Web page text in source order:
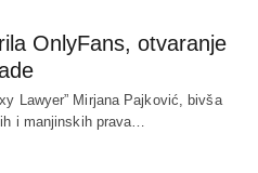
OnlyFans, otvaranje
Lawyer” Mirjana Pajković, bivša
i manjinskih prava…